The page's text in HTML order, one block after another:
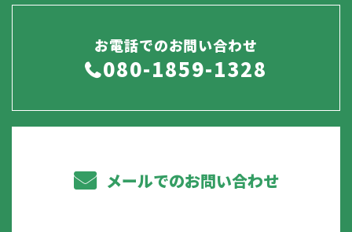
お電話でのお問い合わせ
080-1859-1328
メールでのお問い合わせ